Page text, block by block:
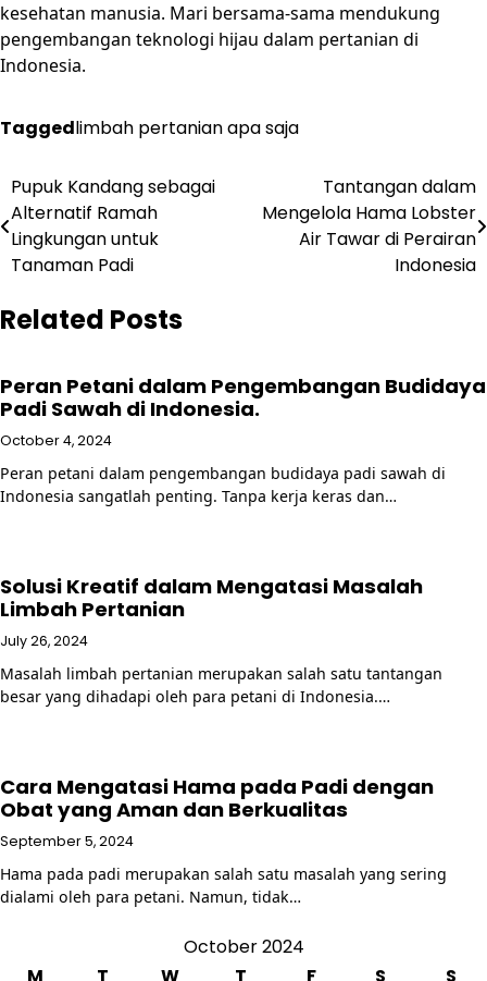
kesehatan manusia. Mari bersama-sama mendukung
pengembangan teknologi hijau dalam pertanian di
Indonesia.
Taggedlimbah pertanian apa saja
Post
navigation
Pupuk Kandang sebagai
Alternatif Ramah
Lingkungan untuk
Tanaman Padi
Tantangan dalam
Mengelola Hama Lobster
Air Tawar di Perairan
Indonesia
Related Posts
Peran Petani dalam Pengembangan Budidaya
Padi Sawah di Indonesia.
October 4, 2024
Peran petani dalam pengembangan budidaya padi sawah di
Indonesia sangatlah penting. Tanpa kerja keras dan…
Solusi Kreatif dalam Mengatasi Masalah
Limbah Pertanian
July 26, 2024
Masalah limbah pertanian merupakan salah satu tantangan
besar yang dihadapi oleh para petani di Indonesia.…
Cara Mengatasi Hama pada Padi dengan
Obat yang Aman dan Berkualitas
September 5, 2024
Hama pada padi merupakan salah satu masalah yang sering
dialami oleh para petani. Namun, tidak…
October 2024
M
T W T F S S